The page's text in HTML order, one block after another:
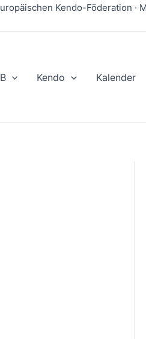
Kendo-Föderation ·
Kendo Kalender